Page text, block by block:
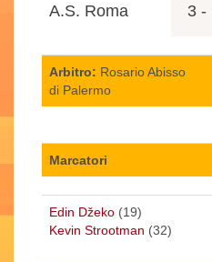
A.S. Roma 3 -
Arbitro: Rosario Abisso
di Palermo
Marcatori
Edin Džeko (19)
Kevin Strootman (32)